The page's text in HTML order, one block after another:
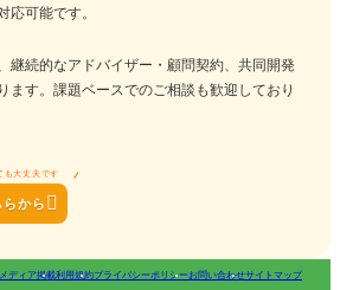
応可能です。
継続的なアドバイザー・顧問契約、共同開発
ます。課題ベースでのご相談も歓迎しており
も大丈夫です
から 
メディア掲載利用規約プライバシーポリシー お問い合わせサイトマップ